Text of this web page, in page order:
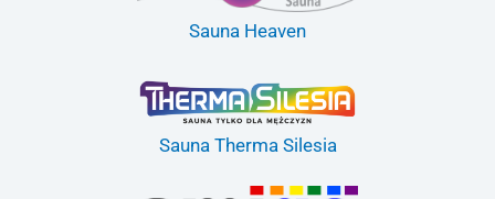
Sauna Heaven
Sauna Therma Silesia